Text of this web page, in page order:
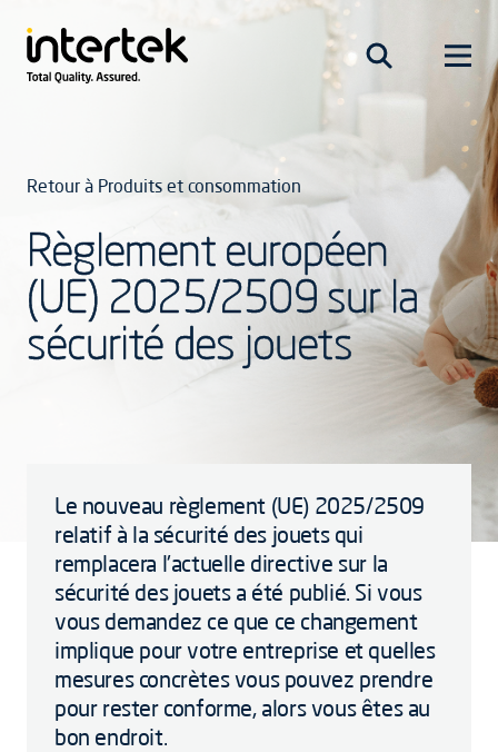
Retour à Produits et consommation
Règlement européen
(UE) 2025/2509 sur la
sécurité des jouets
Le nouveau règlement (UE) 2025/2509
relatif à la sécurité des jouets qui
remplacera l'actuelle directive sur la
sécurité des jouets a été publié. Si vous
vous demandez ce que ce changement
implique pour votre entreprise et quelles
mesures concrètes vous pouvez prendre
pour rester conforme, alors vous êtes au
bon endroit.